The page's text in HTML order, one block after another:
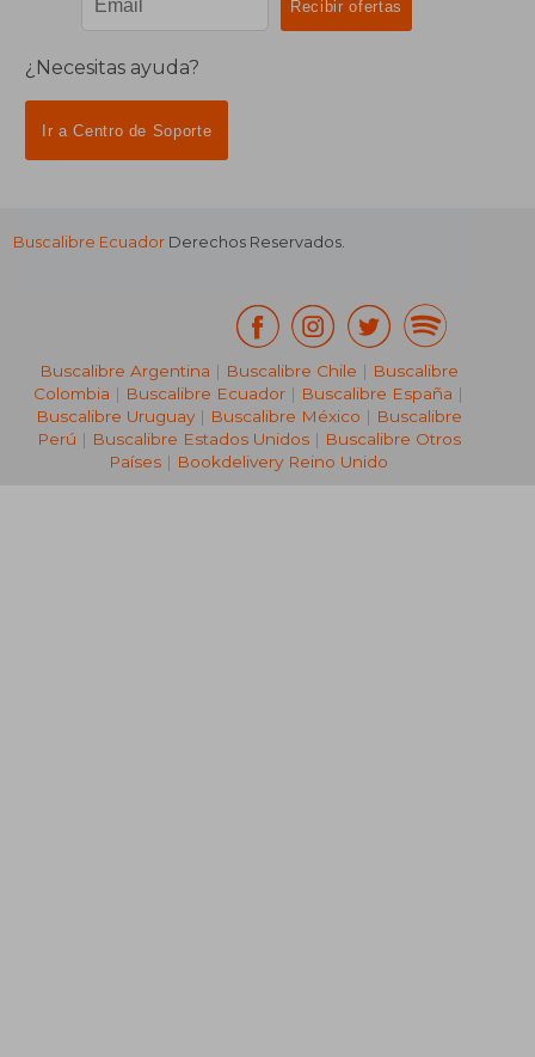
¿Necesitas ayuda?
Ir a Centro de Soporte
Buscalibre Ecuador Derechos Reservados.
Buscalibre Argentina | Buscalibre Chile | Buscalibre
Colombia | Buscalibre Ecuador | Buscalibre España |
Buscalibre Uruguay| Buscalibre México | Buscalibre
Perú | Buscalibre Estados Unidos| Buscalibre Otros
Países | Bookdelivery Reino Unido